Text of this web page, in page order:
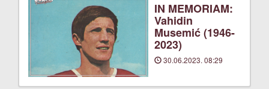
IN MEMORIAM:
Vahidin
Musemić (1946-
2023)
30.06.2023. 08:29